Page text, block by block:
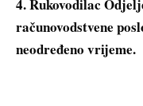
4. Rukovodilac
računovodstvene
neodređeno vrijeme.